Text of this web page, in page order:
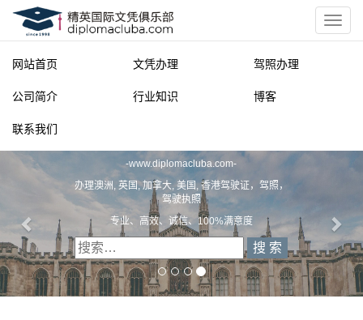
网站首页 文凭办理 驾照办理
公司简介 行业知识 博客
联系我们
-www.diplomacluba.com-
办理澳洲, 英国, 加拿大, 美国, 香港驾驶证，驾照，
驾驶执照
专业、高效、诚信、100%满意度